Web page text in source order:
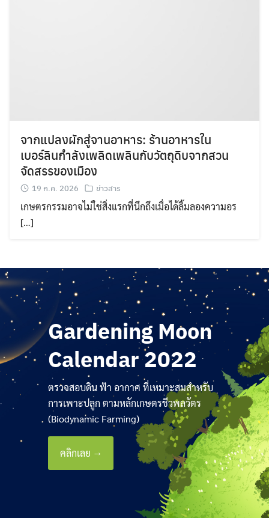
จากแปลงผักสู่จานอาหาร: ร้านอาหารใน
เบอร์ลินกำลังเพลิดเพลินกับวัตถุดิบจากสวน
จัดสรรของเมือง
19 ก.ค. 2026 ข่าวสาร
เกษตรกรรมอาจไม่ใช่สิ่งแรกที่นึกถึงเมื่อได้ลิ้มลองความอร
[…]
Gardening Moon
Calendar 2022
ตรวจสอบดิน ฟ้า อากาศ ที่เหมาะสมสำหรับ
การเพาะปลูก ตามหลักเกษตรชีวพลวัตร
(Biodynamic Farming)
คลิกเลย →